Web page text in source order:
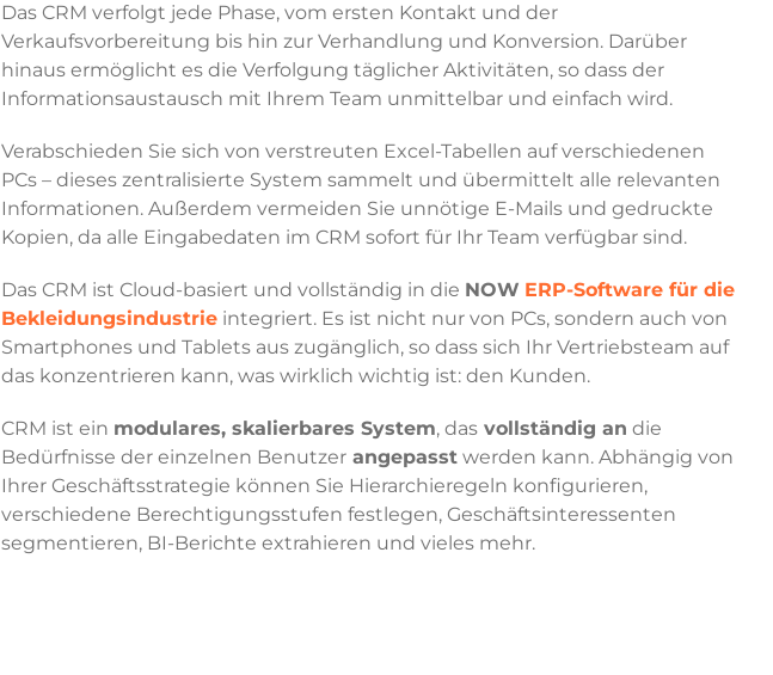
Das CRM verfolgt jede Phase, vom ersten Kontakt und der
Verkaufsvorbereitung bis hin zur Verhandlung und Konversion. Darüber
hinaus ermöglicht es die Verfolgung täglicher Aktivitäten, so dass der
Informationsaustausch mit Ihrem Team unmittelbar und einfach wird.
Verabschieden Sie sich von verstreuten Excel-Tabellen auf verschiedenen
PCs – dieses zentralisierte System sammelt und übermittelt alle relevanten
Informationen. Außerdem vermeiden Sie unnötige E-Mails und gedruckte
Kopien, da alle Eingabedaten im CRM sofort für Ihr Team verfügbar sind.
Das CRM ist Cloud-basiert und vollständig in die NOW ERP-Software für die
Bekleidungsindustrieintegriert. Es ist nicht nur von PCs, sondern auch von
Smartphones und Tablets aus zugänglich, so dass sich Ihr Vertriebsteam auf
das konzentrieren kann, was wirklich wichtig ist: den Kunden.
CRM ist ein modulares, skalierbares System, dasvollständig an die
Bedürfnisse der einzelnen Benutzerangepasstwerden kann. Abhängig von
Ihrer Geschäftsstrategie können Sie Hierarchieregeln konfigurieren,
verschiedene Berechtigungsstufen festlegen, Geschäftsinteressenten
segmentieren, BI-Berichte extrahieren und vieles mehr.